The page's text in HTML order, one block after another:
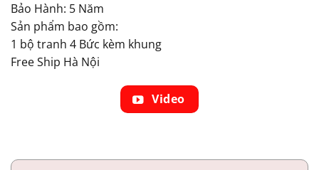
Bảo Hành: 5 Năm
Sản phẩm bao gồm:
1 bộ tranh 4 Bức kèm khung
Free Ship Hà Nội
Video